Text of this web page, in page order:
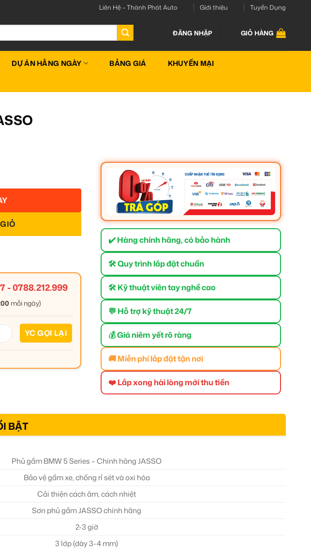
Liên Hệ – Thành Phát Auto Giới thiệu Tuyển Dụng
ĐĂNG NHẬP GIỎ HÀNG
DỰ ÁN HẰNG NGÀY BẢNG GIÁ KHUYẾN MẠI
-0788.212.999
mỗi ngày)
✔️ Hàng chính hãng, có bảo hành
🛠 Quy trình lắp đặt chuẩn
🛠 Kỹ thuật viên tay nghề cao
💬 Hỗ trợ kỹ thuật 24/7
💰 Giá niêm yết rõ ràng
🚚 Miễn phí lắp đặt tận nơi
❤️ Lắp xong hài lòng mới thu tiền
BẬT
Phủ gầm BMW 5 Series – Chính hãng JASSO
Bảo vệ gầm xe, chống rỉ sét và oxi hóa
Cải thiện cách âm, cách nhiệt
Sơn phủ gầm JASSO chính hãng
2-3 giờ
3 lớp (dày 3-4 mm)